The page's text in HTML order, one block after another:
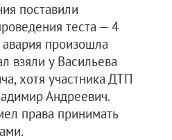
поставили
теста — 4
произошла
взяли у Васильева
хотя участника ДТП
Андреевич.
права принимать